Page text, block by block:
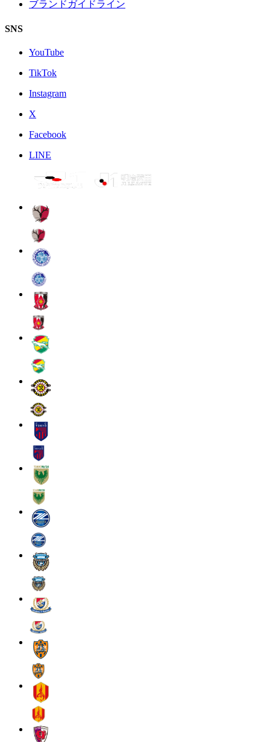
ブランドガイドライン
SNS
YouTube
TikTok
Instagram
X
Facebook
LINE